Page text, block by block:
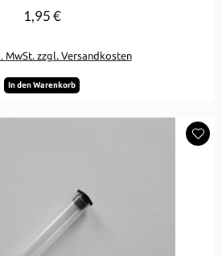
Regulärer Preis:
1,95 €
MwSt. zzgl. Versandkosten
In den Warenkorb